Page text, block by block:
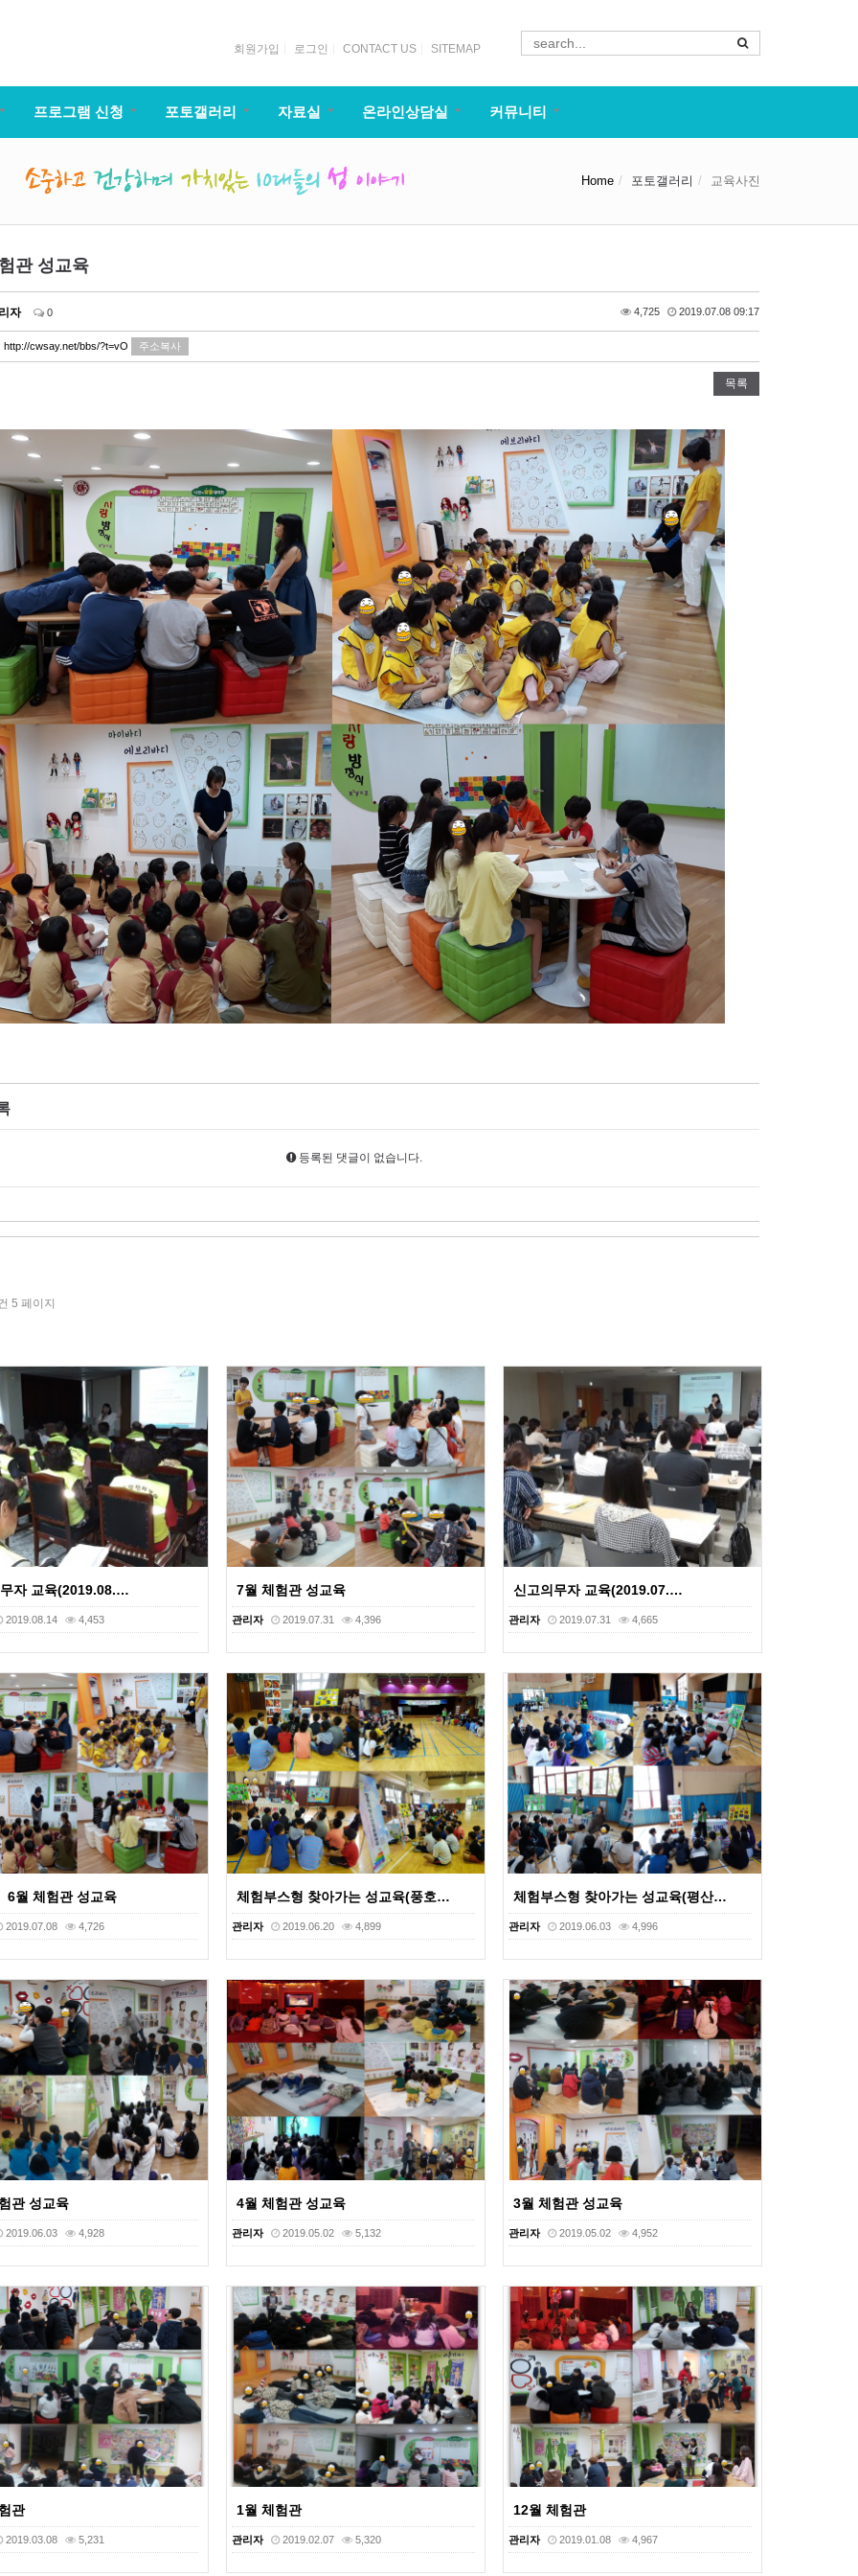
회원가입 로그인 CONTACT US SITEMAP
프로그램 신청 포토갤러리 자료실 온라인상담실 커뮤니티
Home 포토갤러리 교육사진
관 성교육
자 0 4,725 2019.07.08 09:17
http://cwsay.net/bbs/?t=vO 주소복사
목록
등록된 댓글이 없습니다.
5 페이지
자 교육(2019.08.…
2019.08.14 4,453
7월 체험관 성교육
관리자 2019.07.31 4,396
신고의무자 교육(2019.07.…
관리자 2019.07.31 4,665
6월 체험관 성교육
2019.07.08 4,726
체험부스형 찾아가는 성교육(풍호…
관리자 2019.06.20 4,899
체험부스형 찾아가는 성교육(평산…
관리자 2019.06.03 4,996
관 성교육
2019.06.03 4,928
4월 체험관 성교육
관리자 2019.05.02 5,132
3월 체험관 성교육
관리자 2019.05.02 4,952
관
2019.03.08 5,231
1월 체험관
관리자 2019.02.07 5,320
12월 체험관
관리자 2019.01.08 4,967